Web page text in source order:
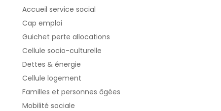
Accueil service social
Cap emploi
Guichet perte allocations
Cellule socio-culturelle
Dettes & énergie
Cellule logement
Familles et personnes âgées
Mobilité sociale